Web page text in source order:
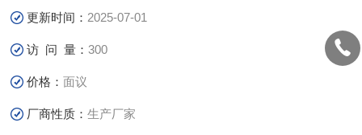
更新时间： 2025-07-01
访 问 量：300
价格：面议
厂商性质：生产厂家